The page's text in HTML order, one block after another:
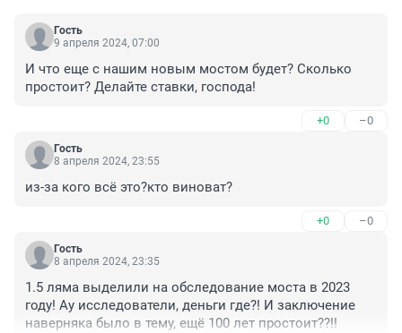
Гость
9 апреля 2024, 07:00
И что еще с нашим новым мостом будет? Сколько
простоит? Делайте ставки, господа!
+0 –0
Гость
8 апреля 2024, 23:55
из-за кого всё это?кто виноват?
+0 –0
Гость
8 апреля 2024, 23:35
1.5 ляма выделили на обследование моста в 2023
году! Ау исследователи, деньги где?! И заключение
наверняка было в тему, ещё 100 лет простоит??!!